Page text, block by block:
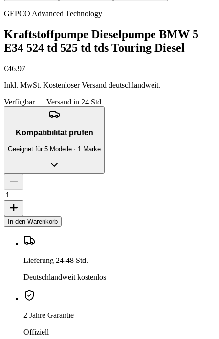
GEPCO Advanced Technology
Kraftstoffpumpe Dieselpumpe BMW 5
E34 524 td 525 td tds Touring Diesel
€46.97
Inkl. MwSt. Kostenloser Versand deutschlandweit.
Verfügbar — Versand in 24 Std.
Kompatibilität prüfen
Geeignet für 5 Modelle · 1 Marke
In den Warenkorb
Lieferung 24-48 Std.
Deutschlandweit kostenlos
2 Jahre Garantie
Offiziell